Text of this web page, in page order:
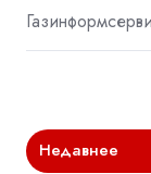
Недавнее